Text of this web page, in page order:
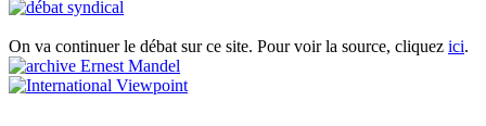
On va continuer le débat sur ce site. Pour voir la source, cliquez ici.